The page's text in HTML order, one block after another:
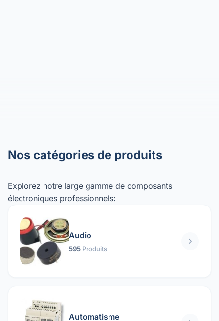
Nos catégories de produits
Explorez notre large gamme de composants
électroniques professionnels:
Audio
595 Produits
Automatisme